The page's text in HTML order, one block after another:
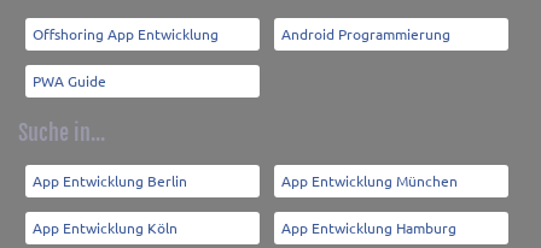
Offshoring App Entwicklung Android Programmierung
PWA Guide
Suche in...
App Entwicklung Berlin App Entwicklung München
App Entwicklung Köln App Entwicklung Hamburg